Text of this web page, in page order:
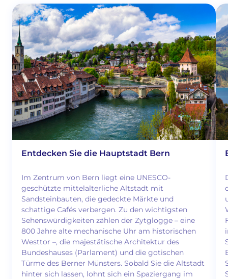
Entdecken Sie die Hauptstadt Bern
Im Zentrum von Bern liegt eine UNESCO-
geschützte mittelalterliche Altstadt mit
Sandsteinbauten, die gedeckte Märkte und
schattige Cafés verbergen. Zu den wichtigsten
Sehenswürdigkeiten zählen der Zytglogge – eine
800 Jahre alte mechanische Uhr am historischen
Westtor –, die majestätische Architektur des
Bundeshauses (Parlament) und die gotischen
Türme des Berner Münsters. Sobald Sie die Altstadt
hinter sich lassen, lohnt sich ein Spaziergang im